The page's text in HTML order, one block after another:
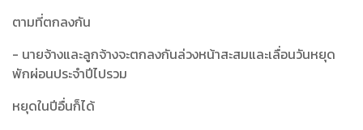
ตามที่ตกลงกัน
- นายจ้างและลูกจ้างจะตกลงกันล่วงหน้าสะสมและเลื่อนวันหยุด
พักผ่อนประจำปีไปรวม
หยุดในปีอื่นก็ได้